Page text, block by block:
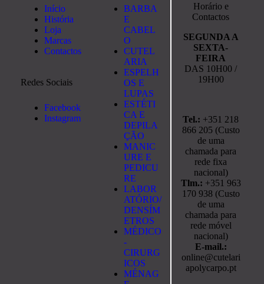
Início
História
Loja
Marcas
Contactos
Redes Sociais
Facebook
Instagram
BARBA
E
CABEL
O
CUTEL
ARIA
ESPELH
OS E
LUPAS
ESTÉTI
CA E
DEPILA
ÇÃO
MANIC
URE E
PEDICU
RE
LABOR
ATÓRIO/
DENSÍM
ETROS
MÉDICO
-
CIRURG
ICOS
MÉNAG
Horário e
Contactos
SEGUNDA A
SEXTA-
FEIRA
DAS 10H00 /
19H00
Tel.: +351 218
866 205 (Custo
de uma
chamada para
rede fixa
nacional)
Tlm.: +351 963
170 938 (Custo
de uma
chamada para
rede móvel
nacional)
E-mail.:
online@cutelari
apolycarpo.pt